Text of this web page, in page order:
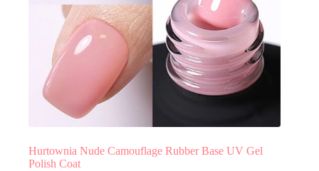
Hurtownia Nude Camouflage Rubber Base UV Gel
Polish Coat